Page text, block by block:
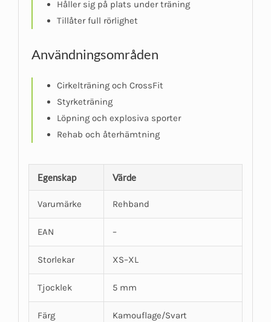
Håller sig på plats under träning
Tillåter full rörlighet
Användningsområden
Cirkelträning och CrossFit
Styrketräning
Löpning och explosiva sporter
Rehab och återhämtning
Egenskap Värde
Varumärke Rehband
EAN –
Storlekar XS–XL
Tjocklek 5 mm
Färg Kamouflage/Svart